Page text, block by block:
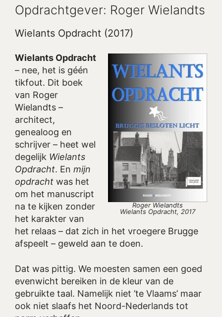
Opdrachtgever: Roger Wielandts
Wielants Opdracht (2017)
Roger Wielandts
Wielants Opdracht, 2017
Wielants Opdracht
– nee, het is géén
tikfout. Dit boek
van Roger
Wielandts –
architect,
genealoog en
schrijver – heet wel
degelijk Wielants
Opdracht. En mijn
opdracht was het
om het manuscript
na te kijken zonder
het karakter van
het relaas – dat zich in het vroegere Brugge
afspeelt – geweld aan te doen.
Dat was pittig. We moesten samen een goed
evenwicht bereiken in de kleur van de
gebruikte taal. Namelijk niet ’te Vlaams’ maar
ook niet slaafs het Noord-Nederlands tot